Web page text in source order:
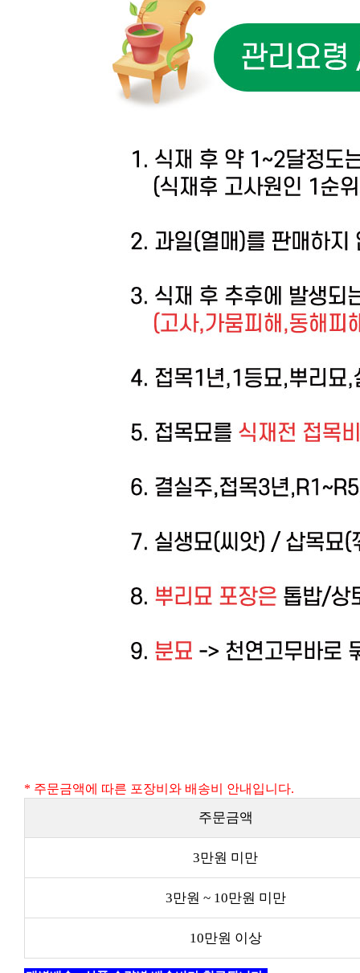
* 주문금액에 따른 포장비와 배송비 안내입니다.
주문금액
3만원 미만
3만원 ~ 10만원 미만
10만원 이상